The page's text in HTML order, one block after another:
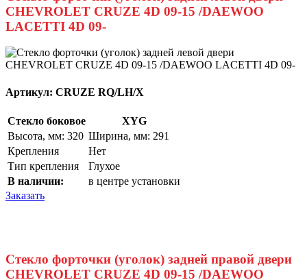
CHEVROLET CRUZE 4D 09-15 /DAEWOO
LACETTI 4D 09-
Артикул: CRUZE RQ/LH/X
Стекло боковое
XYG
Высота, мм: 320 Ширина, мм: 291
Крепления
Нет
Тип крепления
Глухое
В наличии:
в центре установки
Заказать
Стекло форточки (уголок) задней правой двери
CHEVROLET CRUZE 4D 09-15 /DAEWOO